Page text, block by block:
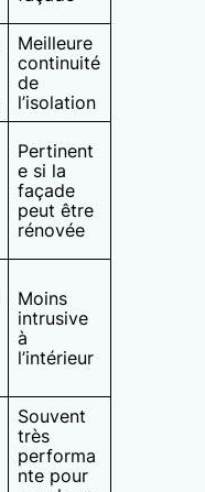
Meilleure
continuité
de
l’isolation
Pertinent
e si la
façade
peut être
rénovée
Moins
intrusive
à
l’intérieur
Souvent
très
performa
nte pour